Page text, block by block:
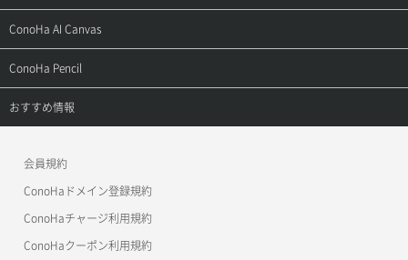
お問い合わせ
お乗り換えガイド
よくある質問
APIドキュメントVPS2.0
APIドキュメントVPS3.0
ご利用ガイド
APIドキュメントVPS2.0
APIドキュメントVPS3.0
サポートトップ
ご利用ガイド
ConoHa AI Canvas
サポートトップ
ご利用ガイド
ConoHa Pencil
サポートトップ
おすすめ情報
美雲このは徹底ガイド
会員規約
ConoHaドメイン登録規約
ConoHaチャージ利用規約
ConoHaクーポン利用規約